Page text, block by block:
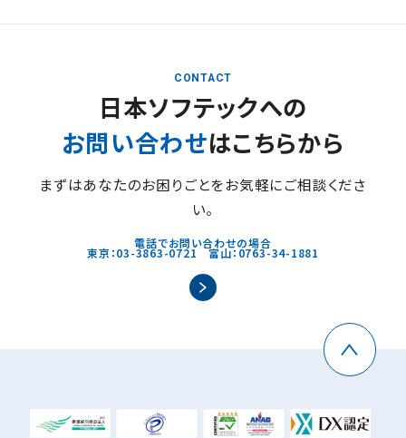
CONTACT
日本ソフテックへの
お問い合わせはこちらから
まずはあなたのお困りごとをお気軽にご相談くださ
い。
電話でお問い合わせの場合
東京：03-3863-0721 富山：0763-34-1881